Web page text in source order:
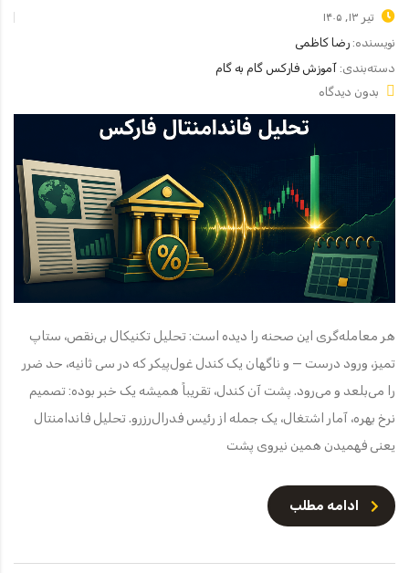
تیر ۱۳, ۱۴۰۵
نویسنده: رضا کاظمی
دسته‌بندی: آموزش فارکس گام به گام
بدون دیدگاه
هر معامله‌گری این صحنه را دیده است: تحلیل تکنیکال بی‌نقص، ستاپ
تمیز، ورود درست — و ناگهان یک کندل غول‌پیکر که در سی ثانیه، حد ضرر
را می‌بلعد و می‌رود. پشت آن کندل، تقریباً همیشه یک خبر بوده: تصمیم
نرخ بهره، آمار اشتغال، یک جمله از رئیس فدرال‌رزرو. تحلیل فاندامنتال
یعنی فهمیدن همین نیروی پشت
ادامه مطلب